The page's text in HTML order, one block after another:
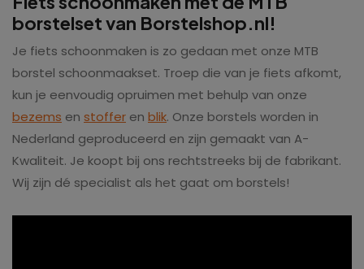
borstelset van Borstelshop.nl!
Je fiets schoonmaken is zo gedaan met onze MTB
borstel schoonmaakset. Troep die van je fiets afkomt,
kun je eenvoudig opruimen met behulp van onze
bezems en stoffer en blik. Onze borstels worden in
Nederland geproduceerd en zijn gemaakt van A-
Kwaliteit. Je koopt bij ons rechtstreeks bij de fabrikant.
Wij zijn dé specialist als het gaat om borstels!